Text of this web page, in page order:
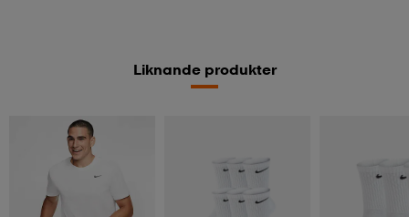
Liknande produkter